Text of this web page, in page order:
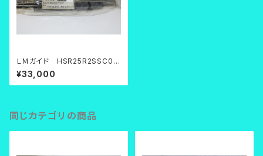
ＬＭガイド HSR25R2SSC0F
E+1100LF
¥33,000
同じカテゴリの商品